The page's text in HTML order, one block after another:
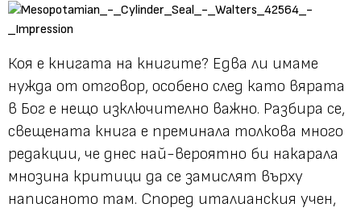
Коя е книгата на книгите? Едва ли имаме
нужда от отговор, особено след като вярата
в Бог е нещо изключително важно. Разбира се,
свещената книга е преминала толкова много
редакции, че днес най-вероятно би накарала
мнозина критици да се замислят върху
написаното там. Според италианския учен,